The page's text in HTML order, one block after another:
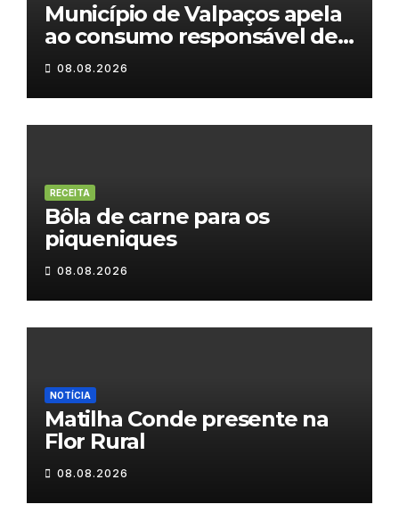
Município de Valpaços apela
ao consumo responsável de
água
08.08.2026
RECEITA
Bôla de carne para os
piqueniques
08.08.2026
NOTÍCIA
Matilha Conde presente na
Flor Rural
08.08.2026